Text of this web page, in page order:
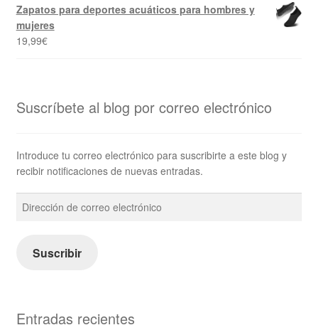
Zapatos para deportes acuáticos para hombres y
mujeres
19,99€
Suscríbete al blog por correo electrónico
Introduce tu correo electrónico para suscribirte a este blog y
recibir notificaciones de nuevas entradas.
Dirección
de
electrónico
Suscribir
Entradas recientes